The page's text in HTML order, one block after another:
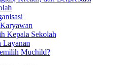
Kepala Sekolah
Layanan
Muchild?